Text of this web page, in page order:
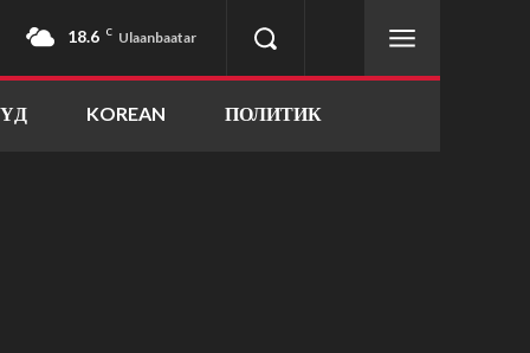
18.6 C Ulaanbaatar
KOREAN ПОЛИТИК